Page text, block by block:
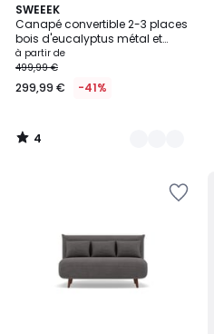
SWEEEK
Canapé convertible 2-3 places
bois d'eucalyptus métal et
velours côtelé OSKAR
à partir de
499,99 €
299,99 € -41%
4
/
5
2
Couleurs
4
/